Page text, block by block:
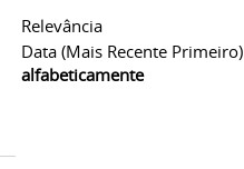
Relevância
Data (mais Recente Primeiro)
alfabeticamente